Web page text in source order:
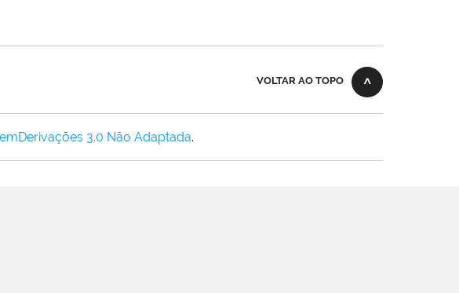
VOLTAR AO TOPO
3.0 Não Adaptada.